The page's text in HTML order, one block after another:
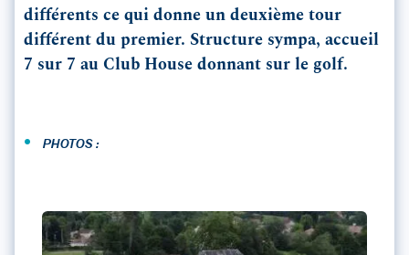
différents ce qui donne un deuxième tour
différent du premier. Structure sympa, accueil
7 sur 7 au Club House donnant sur le golf.
• PHOTOS :